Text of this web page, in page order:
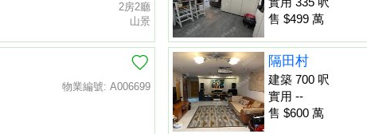
2房2廳
山景
物業編號: A006699
售 $499 萬
隔田村
建築 700 呎
實用 --
售 $600 萬